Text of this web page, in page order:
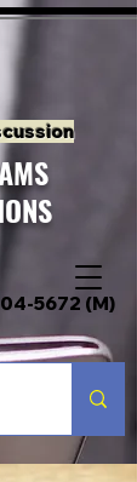
5672 (M)